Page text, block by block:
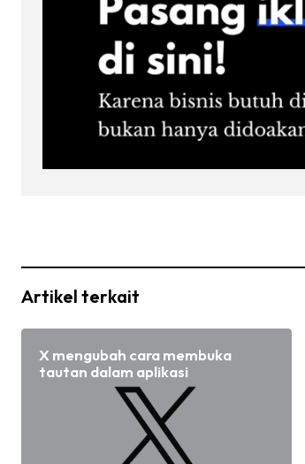
Artikel terkait
X mengubah cara membuka
tautan dalam aplikasi